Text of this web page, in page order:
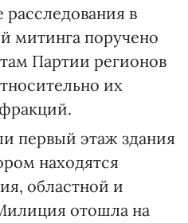
в
митинга поручено
Партии регионов
их
первый этаж здания
находятся
областной и
отошла на